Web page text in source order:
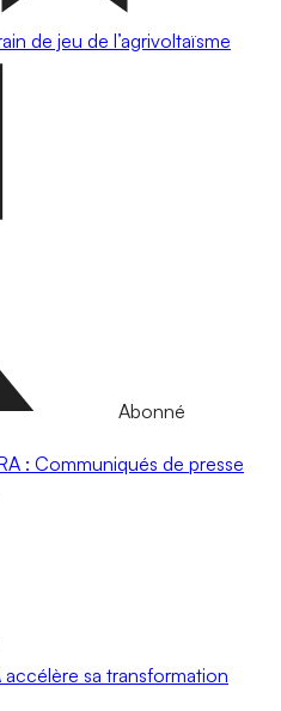
de jeu de l’agrivoltaïsme
Abonné
: Communiqués de presse
sa transformation